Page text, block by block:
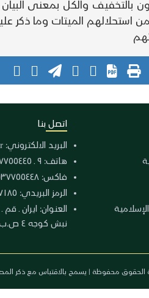
والكل بمعنى البيان
الميتات وما ذكر
اتصل بنا
البريد الالكتروني:
هاتف: ٩ ـ ٩٨٢٥٣٧٧٥٥٤٤٥ +
فاكس: ٩٨٢٥٣٧٧٥٥٤٤٨ +
الرمز البريدي: ٣٧١٨٥ / ٣٨٧٣
نبش كوجه ٤ ص.ب: ٣٧١١٥٥٥٩٩٩
الحقوق محفوظة | يسمح بالاقتباس مع ذكر